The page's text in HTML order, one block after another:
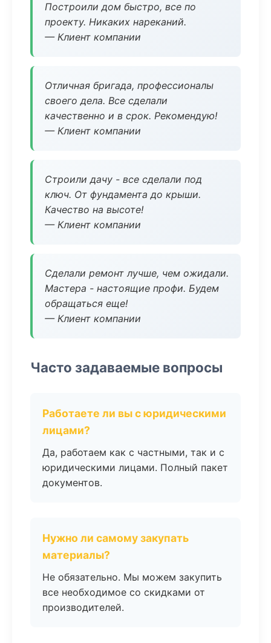
Построили дом быстро, все по
проекту. Никаких нареканий.
— Клиент компании
Отличная бригада, профессионалы
своего дела. Все сделали
качественно и в срок. Рекомендую!
— Клиент компании
Строили дачу - все сделали под
ключ. От фундамента до крыши.
Качество на высоте!
— Клиент компании
Сделали ремонт лучше, чем ожидали.
Мастера - настоящие профи. Будем
обращаться еще!
— Клиент компании
Часто задаваемые вопросы
Работаете ли вы с юридическими
лицами?
Да, работаем как с частными, так и с
юридическими лицами. Полный пакет
документов.
Нужно ли самому закупать
материалы?
Не обязательно. Мы можем закупить
все необходимое со скидками от
производителей.